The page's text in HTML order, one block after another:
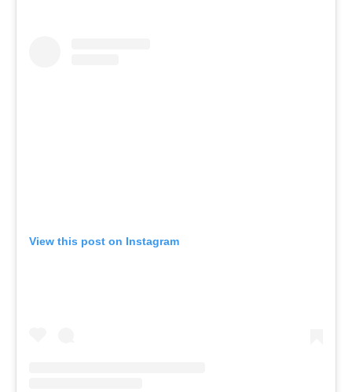
View this post on Instagram